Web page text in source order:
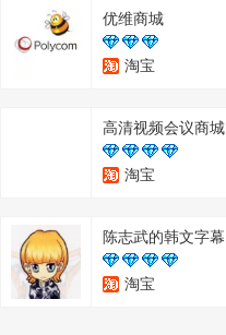
优维商城
淘宝
高清视频会议商城
淘宝
淘宝